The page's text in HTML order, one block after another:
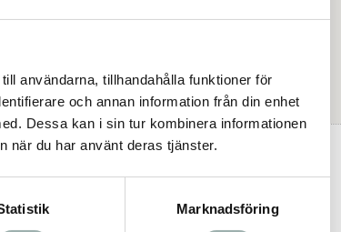
användarna, tillhandahålla funktioner för
och annan information från din enhet
Dessa kan i sin tur kombinera informationen
när du har använt deras tjänster.
Marknadsföring